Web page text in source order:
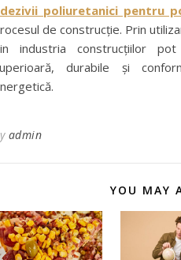
poliuretanici pentru
de construcție. Prin
industria construcțiilor
durabile și
admin
YOU MAY